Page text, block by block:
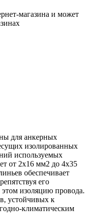
магазина и может
для анкерных
изолированных
используемых
от 2х16 мм2 до 4х35
обеспечивает
его
изоляцию провода.
устойчивых к
климатическим